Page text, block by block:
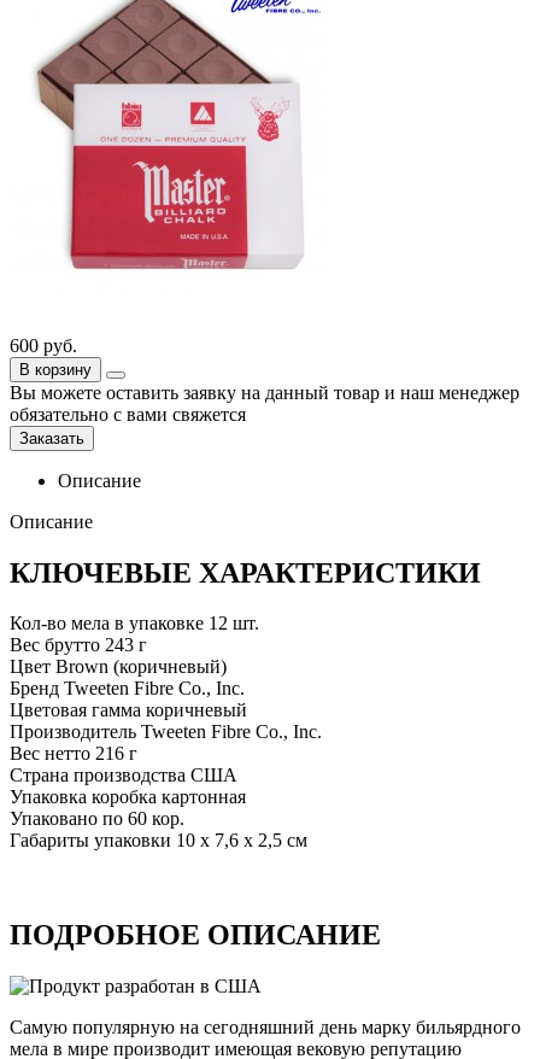
600 руб.
В корзину
Вы можете оставить заявку на данный товар и наш менеджер
обязательно с вами свяжется
Заказать
Описание
Описание
КЛЮЧЕВЫЕ ХАРАКТЕРИСТИКИ
Кол-во мела в упаковке 12 шт.
Вес брутто 243 г
Цвет Brown (коричневый)
Бренд Tweeten Fibre Co., Inc.
Цветовая гамма коричневый
Производитель Tweeten Fibre Co., Inc.
Вес нетто 216 г
Страна производства США
Упаковка коробка картонная
Упаковано по 60 кор.
Габариты упаковки 10 х 7,6 х 2,5 см
ПОДРОБНОЕ ОПИСАНИЕ
Самую популярную на сегодняшний день марку бильярдного
мела в мире производит имеющая вековую репутацию